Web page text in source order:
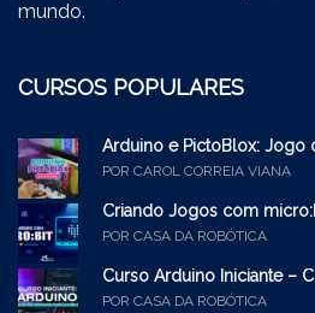
mundo.
CURSOS POPULARES
Arduino e PictoBlox: Jogo
POR CAROL CORREIA VIANA
Criando Jogos com
POR CASA DA ROBÓTICA
Curso Arduino Iniciante –
POR CASA DA ROBÓTICA